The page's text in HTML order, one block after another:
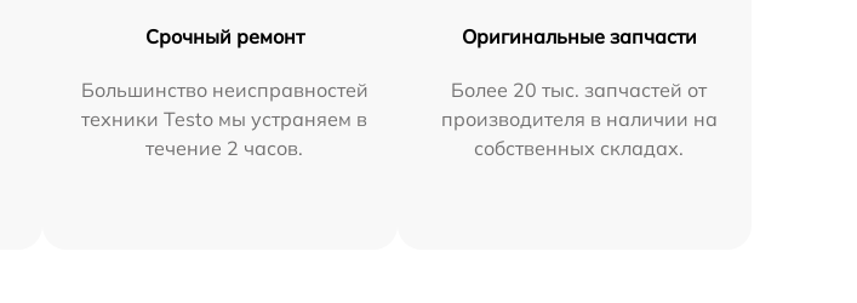
Срочный ремонт
Большинство неисправностей
техники Testo мы устраняем в
течение 2 часов.
Оригинальные запчасти
Более 20 тыс. запчастей от
производителя в наличии на
собственных складах.